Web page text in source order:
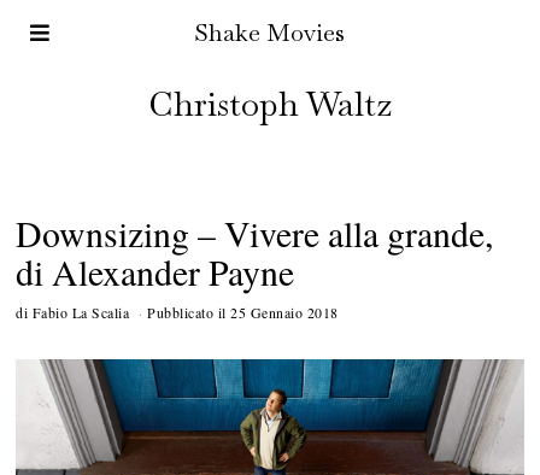
Shake Movies
Christoph Waltz
Downsizing – Vivere alla grande,
di Alexander Payne
di Fabio La Scalia Pubblicato il 25 Gennaio 2018
r
z
o
2